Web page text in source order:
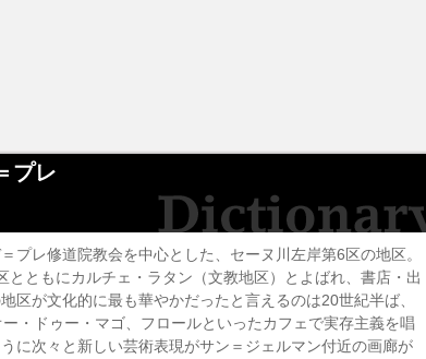
プレ
プレ修道院教会を中心とした、セーヌ川左岸第6区の地区。
とともにカルチェ・ラタン（文教地区）とよばれ、書店・出
区が文化的に最も華やかだったと言えるのは20世紀半ば、
・ドゥー・マゴ、フロールといったカフェで実存主義を唱
に次々と新しい芸術表現がサン＝ジェルマン付近の画廊が